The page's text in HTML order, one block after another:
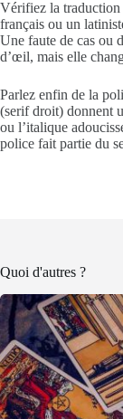
Vérifiez la traduction
français ou un
Une faute de cas ou
d’œil, mais elle
Parlez enfin de la
(serif droit) donnent
ou l’italique
police fait partie du
Quoi d'autres ?